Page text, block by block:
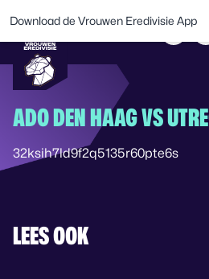
ADO DEN HAAG VS
32ksih7ld9f2q5135r60pte6s
LEES OOK
Download de Vrouwen Eredivisie App